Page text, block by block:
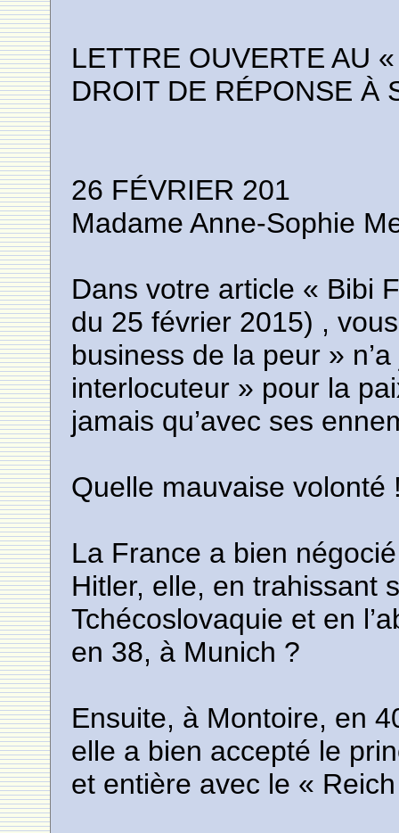
LETTRE OUVERTE AU
DROIT DE RÉPONSE À
26 FÉVRIER 201
Madame Anne-Sophie
Dans votre article « Bibi
du 25 février 2015) ,
business de la peur »
interlocuteur » pour la
jamais qu’avec ses
Quelle mauvaise volonté
La France a bien
Hitler, elle, en trahissant
Tchécoslovaquie et en
en 38, à Munich ?
Ensuite, à Montoire, en
elle a bien accepté le
et entière avec le «